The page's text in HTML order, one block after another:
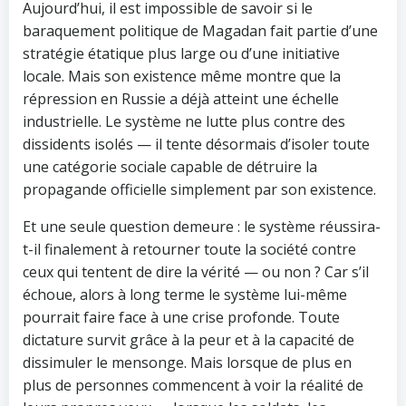
Aujourd’hui, il est impossible de savoir si le
baraquement politique de Magadan fait partie d’une
stratégie étatique plus large ou d’une initiative
locale. Mais son existence même montre que la
répression en Russie a déjà atteint une échelle
industrielle. Le système ne lutte plus contre des
dissidents isolés — il tente désormais d’isoler toute
une catégorie sociale capable de détruire la
propagande officielle simplement par son existence.
Et une seule question demeure : le système réussira-
t-il finalement à retourner toute la société contre
ceux qui tentent de dire la vérité — ou non ? Car s’il
échoue, alors à long terme le système lui-même
pourrait faire face à une crise profonde. Toute
dictature survit grâce à la peur et à la capacité de
dissimuler le mensonge. Mais lorsque de plus en
plus de personnes commencent à voir la réalité de